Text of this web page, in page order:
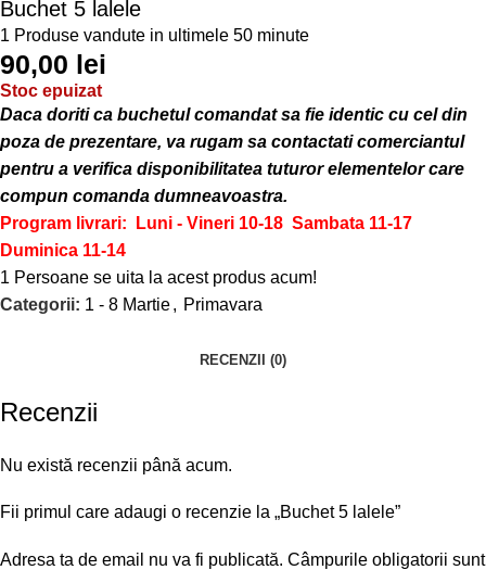
Buchet 5 lalele
1 Produse vandute in ultimele 50 minute
90,00 lei
Stoc epuizat
Daca doriti ca buchetul comandat sa fie identic cu cel din
poza de prezentare, va rugam sa contactati comerciantul
pentru a verifica disponibilitatea tuturor elementelor care
compun comanda dumneavoastra.
Program livrari: Luni - Vineri 10-18 Sambata 11-17
Duminica 11-14
1 Persoane se uita la acest produs acum!
Categorii: 1 - 8 Martie, Primavara
RECENZII (0)
Recenzii
Nu există recenzii până acum.
Fii primul care adaugi o recenzie la „Buchet 5 lalele”
Adresa ta de email nu va fi publicată. Câmpurile obligatorii sunt